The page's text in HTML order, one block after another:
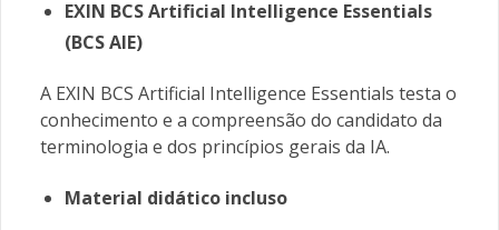
EXIN BCS Artificial Intelligence Essentials
(BCS AIE)
A EXIN BCS Artificial Intelligence Essentials testa o
conhecimento e a compreensão do candidato da
terminologia e dos princípios gerais da IA.
Material didático incluso